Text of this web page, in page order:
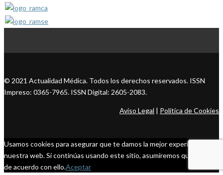
© 2021 Actualidad Médica. Todos los derechos reservados. ISSN
Impreso: 0365-7965. ISSN Digital: 2605-2083.
Aviso Legal | Política de Cookies
Usamos cookies para asegurar que te damos la mejor experiencia en
nuestra web. Si continúas usando este sitio, asumiremos que estás
de acuerdo con ello.Aceptar